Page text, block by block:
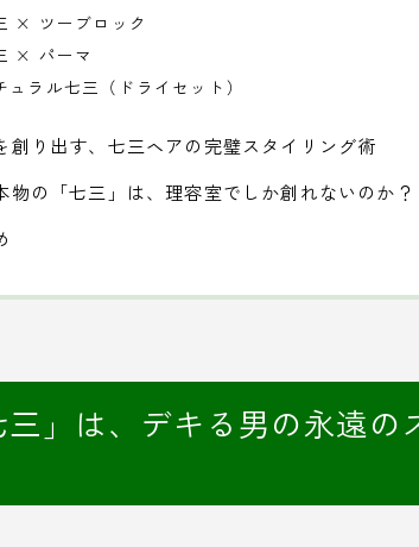
× ツーブロック
× パーマ
ュラル七三（ドライセット）
創り出す、七三ヘアの完璧スタイリング術
物の「七三」は、理容室でしか創れないのか？
三」は、デキる男の永遠の